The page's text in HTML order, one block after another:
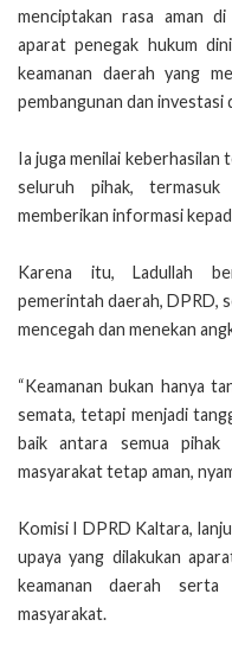
menciptakan rasa aman
aparat penegak hukum
keamanan daerah yang
pembangunan dan investasi
Ia juga menilai
seluruh pihak,
memberikan informasi
Karena itu, Ladullah
pemerintah daerah, DPRD,
mencegah dan menekan
“Keamanan bukan hanya
semata, tetapi menjadi
baik antara semua pihak
masyarakat tetap aman,
Komisi I DPRD Kaltara,
upaya yang dilakukan
keamanan daerah serta
masyarakat.